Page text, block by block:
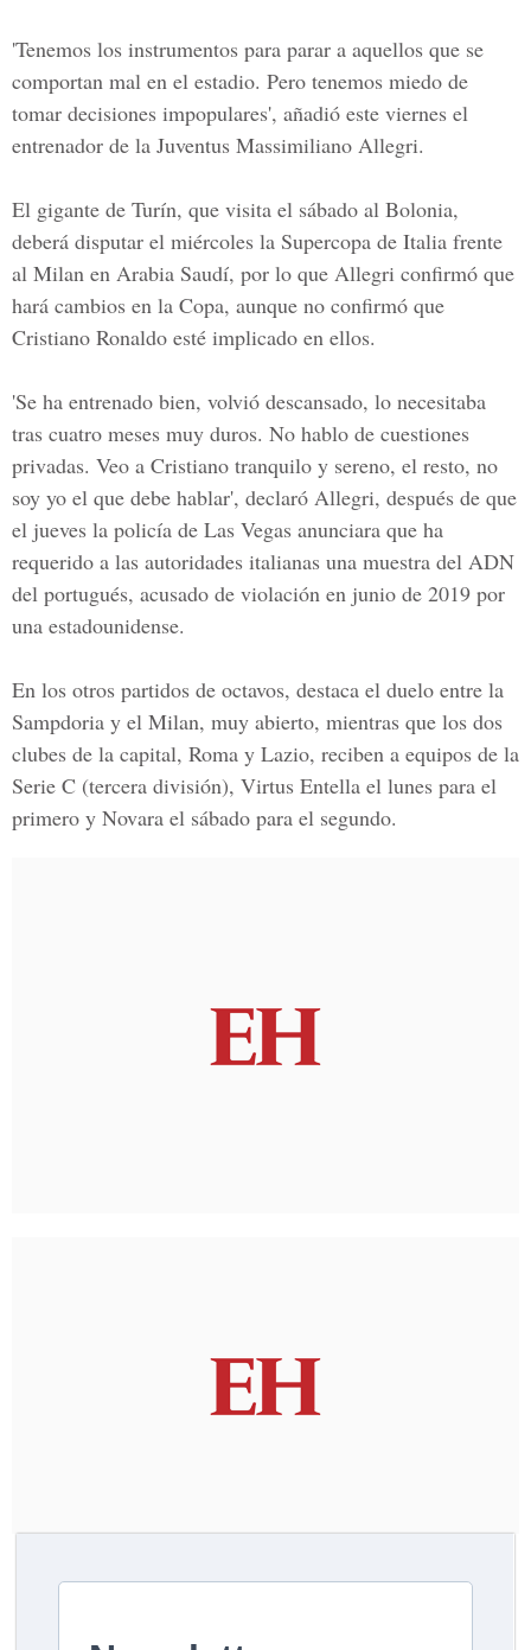
'Tenemos los instrumentos para parar a aquellos que se
comportan mal en el estadio. Pero tenemos miedo de
tomar decisiones impopulares', añadió este viernes el
entrenador de la Juventus Massimiliano Allegri.
El gigante de Turín, que visita el sábado al Bolonia,
deberá disputar el miércoles la Supercopa de Italia frente
al Milan en Arabia Saudí, por lo que Allegri confirmó que
hará cambios en la Copa, aunque no confirmó que
Cristiano Ronaldo esté implicado en ellos.
'Se ha entrenado bien, volvió descansado, lo necesitaba
tras cuatro meses muy duros. No hablo de cuestiones
privadas. Veo a Cristiano tranquilo y sereno, el resto, no
soy yo el que debe hablar', declaró Allegri, después de que
el jueves la policía de Las Vegas anunciara que ha
requerido a las autoridades italianas una muestra del ADN
del portugués, acusado de violación en junio de 2019 por
una estadounidense.
En los otros partidos de octavos, destaca el duelo entre la
Sampdoria y el Milan, muy abierto, mientras que los dos
clubes de la capital, Roma y Lazio, reciben a equipos de la
Serie C (tercera división), Virtus Entella el lunes para el
primero y Novara el sábado para el segundo.